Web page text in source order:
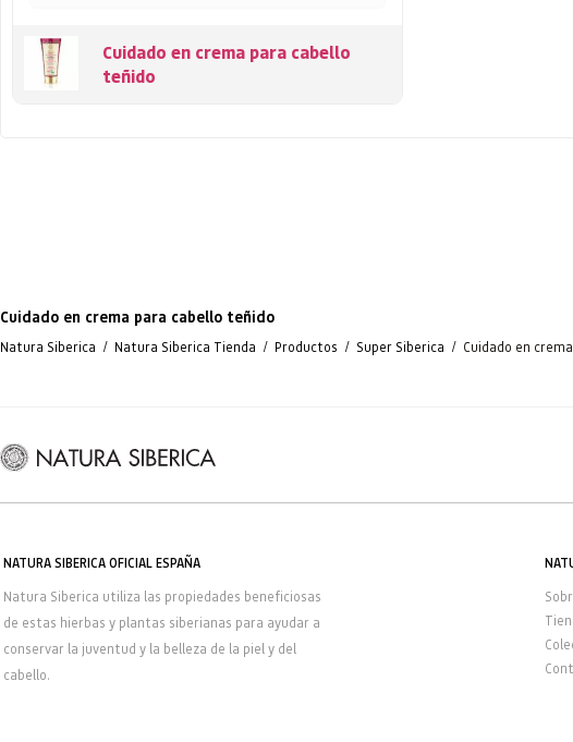
Cuidado en crema para cabello
teñido
Cuidado en crema para cabello teñido
Natura Siberica / Natura Siberica Tienda / Productos / Super Siberica / Cuidado en
NATURA SIBERICA OFICIAL ESPAÑA
Natura Siberica utiliza las propiedades beneficiosas
de estas hierbas y plantas siberianas para ayudar a
conservar la juventud y la belleza de la piel y del
cabello.